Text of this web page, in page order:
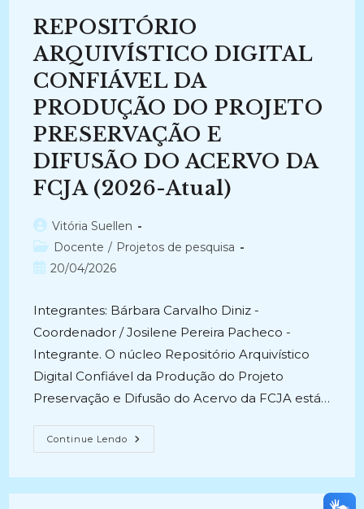
Trajetórias
E
Perspectivas
(2025-
Atual)
REPOSITÓRIO
ARQUIVÍSTICO DIGITAL
CONFIÁVEL DA
PRODUÇÃO DO PROJETO
PRESERVAÇÃO E
DIFUSÃO DO ACERVO DA
FCJA (2026-Atual)
Autor
do
post:
Vitória Suellen
Categoria
do
Docente / Projetos de pesquisa
Post20/04/2026
Integrantes: Bárbara Carvalho Diniz -
Coordenador / Josilene Pereira Pacheco -
Integrante. O núcleo Repositório Arquivístico
Digital Confiável da Produção do Projeto
Preservação e Difusão do Acervo da FCJA está…
Continue Lendo REPOSITÓRIO
ARQUIVÍSTICO
PRODUÇÃO